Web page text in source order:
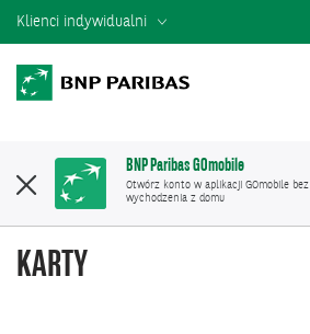
Klienci indywidualni
BNP Paribas GOmobile
Otwórz konto w aplikacji GOmobile bez
wychodzenia z domu
KARTY